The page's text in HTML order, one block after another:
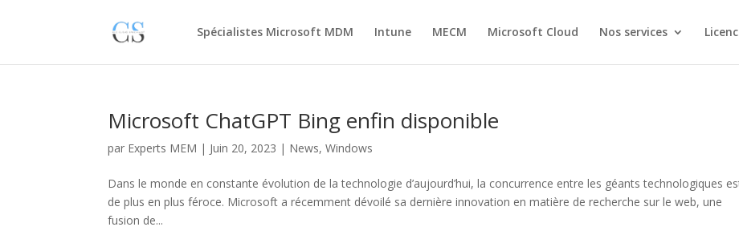
Spécialistes Microsoft MDM Intune MECM Microsoft Cloud Nos services
Microsoft ChatGPT Bing enfin disponible
par Experts MEM | Juin 20, 2023 | News,Windows
Dans le monde en constante évolution de la technologie d’aujourd’hui, la concurrence entre les géants technologiques
de plus en plus féroce. Microsoft a récemment dévoilé sa dernière innovation en matière de recherche sur le web, une
fusion de...